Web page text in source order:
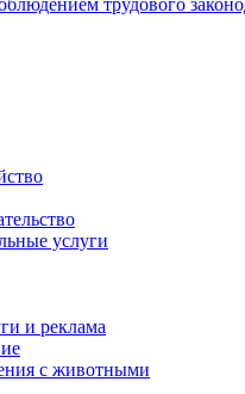
трудового
услуги
и реклама
с животными